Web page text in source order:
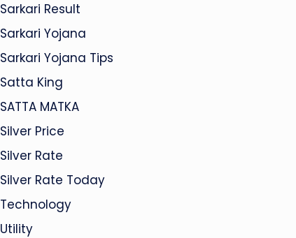
Sarkari Result
Sarkari Yojana
Sarkari Yojana Tips
Satta King
SATTA MATKA
Silver Price
Silver Rate
Silver Rate Today
Technology
Utility